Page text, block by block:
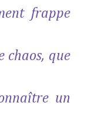
frappe
chaos, que
un